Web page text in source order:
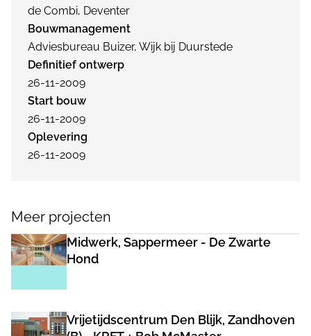
de Combi, Deventer
Bouwmanagement
Adviesbureau Buizer, Wijk bij Duurstede
Definitief ontwerp
26-11-2009
Start bouw
26-11-2009
Oplevering
26-11-2009
Meer projecten
Midwerk, Sappermeer - De Zwarte
Hond
Vrijetijdscentrum Den Blijk, Zandhoven